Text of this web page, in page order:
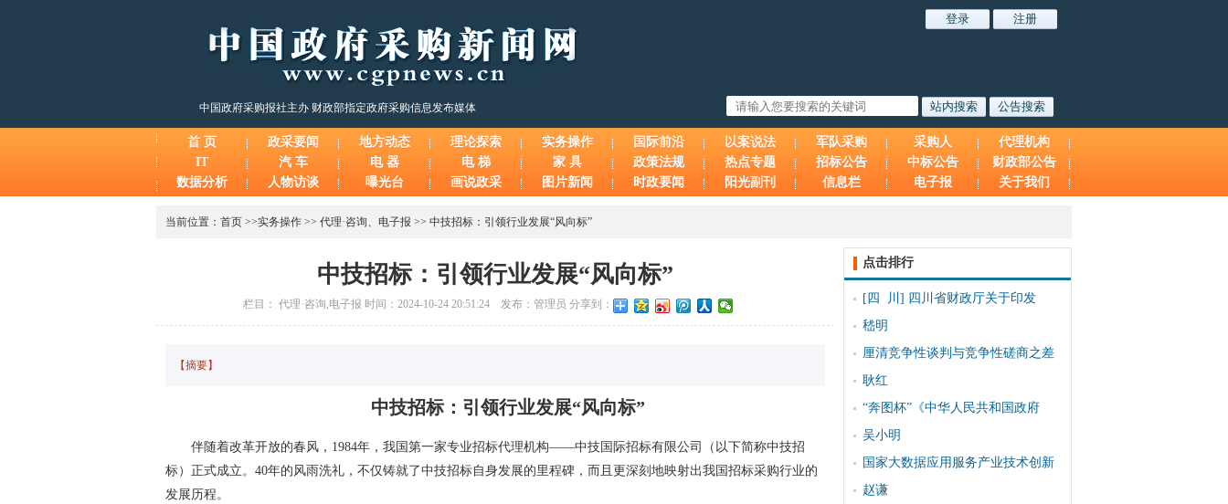
中国政府采购报社主办 财政部指定政府采购信息发布媒体
首 页 政采要闻 地方动态 理论探索 实务操作 国际前沿 以案说法 军队采购 采购人
代理机构
IT
汽 车 电 器 电 梯 家 具 政策法规 热点专题 招标公告 中标公告
财政部公告
数据分析
人物访谈 曝光台 画说政采 图片新闻 时政要闻 阳光副刊 信息栏 电子报 关于我们
当前位置： 首页 >>实务操作 >> 代理·咨询、 电子报 >> 中技招标：引领行业发展“风向标”
中技招标：引领行业发展“风向标”
栏目： 代理·咨询,电子报 时间：2024-10-24 20:51:24 发布：管理员 分享到：
【摘要】
中技招标：引领行业发展“风向标”
伴随着改革开放的春风，1984年，我国第一家专业招标代理机构——中技国际招标有限公司（以下简称中技招
标）正式成立。40年的风雨洗礼，不仅铸就了中技招标自身发展的里程碑，而且更深刻地映射出我国招标采购行业的
发展历程。
点击排行
[四 川] 四川省财政厅关于印发
嵇明
厘清竞争性谈判与竞争性磋商之差
耿红
“奔图杯”《中华人民共和国政府
吴小明
国家大数据应用服务产业技术创新
赵谦